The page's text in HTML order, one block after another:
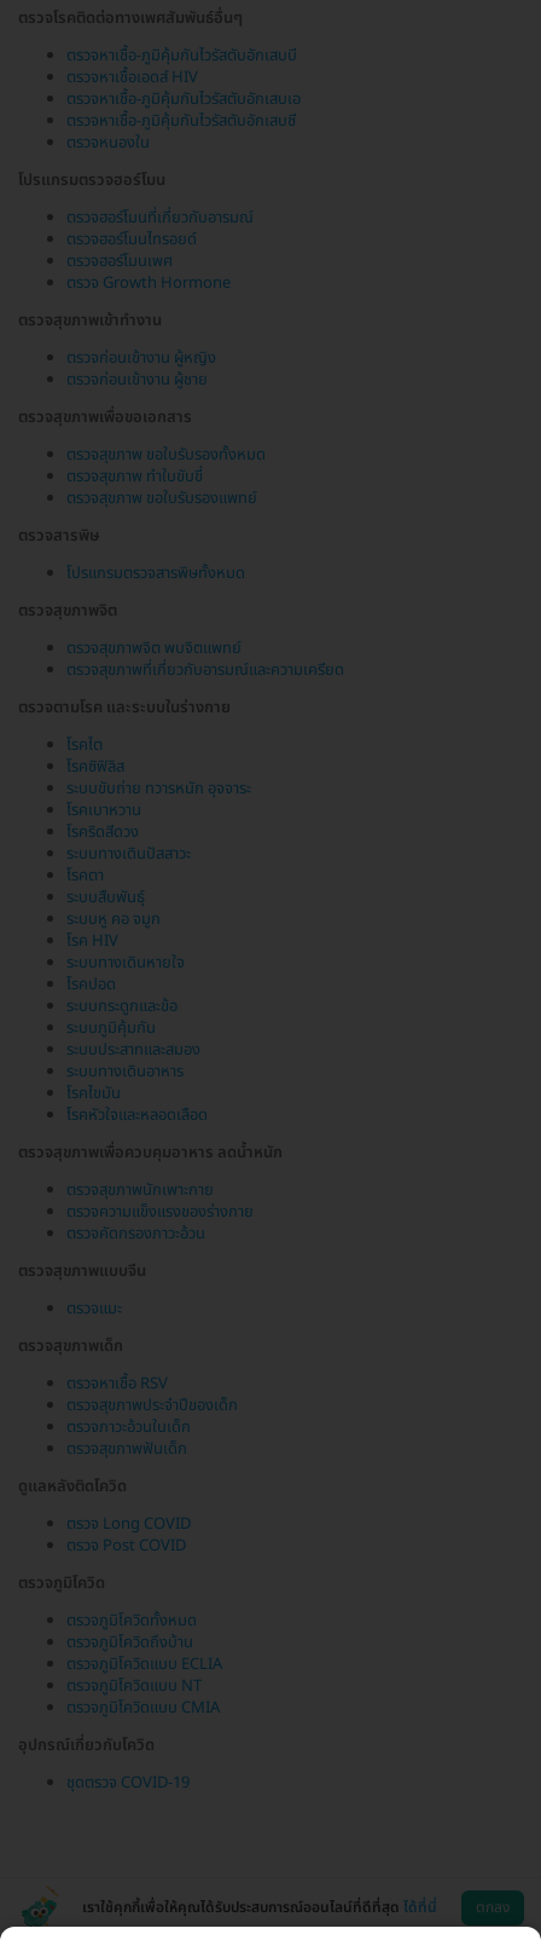
ตรวจโรคติดต่อทางเพศสัมพันธ์อื่นๆ
ตรวจหาเชื้อ-ภูมิคุ้มกันไวรัสตับอักเสบบี
ตรวจหาเชื้อเอดส์ HIV
ตรวจหาเชื้อ-ภูมิคุ้มกันไวรัสตับอักเสบเอ
ตรวจหาเชื้อ-ภูมิคุ้มกันไวรัสตับอักเสบซี
ตรวจหนองใน
โปรแกรมตรวจฮอร์โมน
ตรวจฮอร์โมนที่เกี่ยวกับอารมณ์
ตรวจฮอร์โมนไทรอยด์
ตรวจฮอร์โมนเพศ
ตรวจ Growth Hormone
ตรวจสุขภาพเข้าทำงาน
ตรวจก่อนเข้างาน ผู้หญิง
ตรวจก่อนเข้างาน ผู้ชาย
ตรวจสุขภาพเพื่อขอเอกสาร
ตรวจสุขภาพ ขอใบรับรองทั้งหมด
ตรวจสุขภาพ ทำใบขับขี่
ตรวจสุขภาพ ขอใบรับรองแพทย์
ตรวจสารพิษ
โปรแกรมตรวจสารพิษทั้งหมด
ตรวจสุขภาพจิต
ตรวจสุขภาพจิต พบจิตแพทย์
ตรวจสุขภาพที่เกี่ยวกับอารมณ์และความเครียด
ตรวจตามโรค และระบบในร่างกาย
โรคไต
โรคซิฟิลิส
ระบบขับถ่าย ทวารหนัก อุจจาระ
โรคเบาหวาน
โรคริดสีดวง
ระบบทางเดินปัสสาวะ
โรคตา
ระบบสืบพันธุ์
ระบบหู คอ จมูก
โรค HIV
ระบบทางเดินหายใจ
โรคปอด
ระบบกระดูกและข้อ
ระบบภูมิคุ้มกัน
ระบบประสาทและสมอง
ระบบทางเดินอาหาร
โรคไขมัน
โรคหัวใจและหลอดเลือด
ตรวจสุขภาพเพื่อควบคุมอาหาร ลดน้ำหนัก
ตรวจสุขภาพนักเพาะกาย
ตรวจความแข็งแรงของร่างกาย
ตรวจคัดกรองภาวะอ้วน
ตรวจสุขภาพแบบจีน
ตรวจแมะ
ตรวจสุขภาพเด็ก
ตรวจหาเชื้อ RSV
ตรวจสุขภาพประจำปีของเด็ก
ตรวจภาวะอ้วนในเด็ก
ตรวจสุขภาพฟันเด็ก
ดูแลหลังติดโควิด
ตรวจ Long COVID
ตรวจ Post COVID
ตรวจภูมิโควิด
ตรวจภูมิโควิดทั้งหมด
ตรวจภูมิโควิดถึงบ้าน
ตรวจภูมิโควิดแบบ ECLIA
ตรวจภูมิโควิดแบบ NT
ตรวจภูมิโควิดแบบ CMIA
อุปกรณ์เกี่ยวกับโควิด
ชุดตรวจ COVID-19
เราใช้คุกกี้เพื่อให้คุณได้รับประสบการณ์ออนไลน์ที่ดีที่สุด ได้ที่นี่ ตกลง